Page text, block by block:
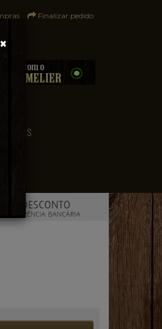
Finalizar pedido
PAÍSES
×